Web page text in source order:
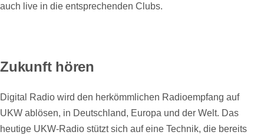
auch live in die entsprechenden Clubs.
Zukunft hören
Digital Radio wird den herkömmlichen Radioempfang auf
UKW ablösen, in Deutschland, Europa und der Welt. Das
heutige UKW-Radio stützt sich auf eine Technik, die bereits